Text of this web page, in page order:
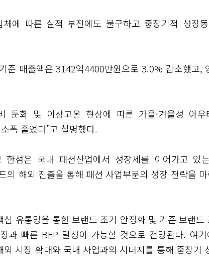
에 따른 실적 부진에도 불구하고 중장기적 성장
준 매출액은 3142억4400만원으로 3.0% 감소했고,
둔화 및 이상고온 현상에 따른 가을·겨울성 아
폭 줄었다”고 설명했다.
섬은 국내 패션산업에서 성장세를 이어가고 있
의 해외 진출을 통해 패션 사업부문의 성장 전략을
유통망을 통한 브랜드 조기 안정화 및 기존 브랜
과 빠른 BEP 달성이 가능할 것으로 전망된다. 여
시장 확대와 국내 사업과의 시너지를 통해 중장기